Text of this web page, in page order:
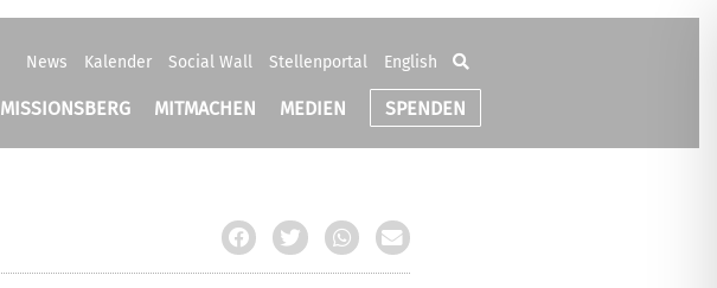
News Kalender Social Wall Stellenportal English
MISSIONSBERG MITMACHEN MEDIEN SPENDEN